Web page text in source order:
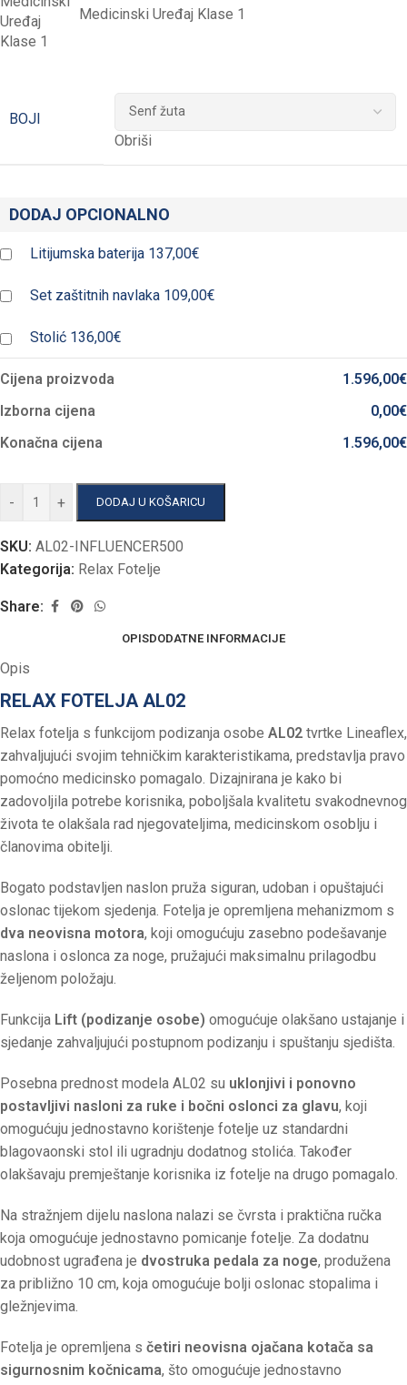
Medicinski Uređaj Klase 1
BOJI
Obriši
DODAJ OPCIONALNO
Litijumska baterija 137,00€
Set zaštitnih navlaka 109,00€
Stolić 136,00€
Cijena proizvoda 1.596,00€
Izborna cijena
0,00€
Konačna cijena
1.596,00€
- + DODAJ U KOŠARICU
SKU: AL02-INFLUENCER500
Kategorija: Relax Fotelje
Share:
OPISDODATNE INFORMACIJE
Opis
RELAX FOTELJA AL02
Relax fotelja s funkcijom podizanja osobe AL02 tvrtke Lineaflex,
zahvaljujući svojim tehničkim karakteristikama, predstavlja pravo
pomoćno medicinsko pomagalo. Dizajnirana je kako bi
zadovoljila potrebe korisnika, poboljšala kvalitetu svakodnevnog
života te olakšala rad njegovateljima, medicinskom osoblju i
članovima obitelji.
Bogato podstavljen naslon pruža siguran, udoban i opuštajući
oslonac tijekom sjedenja. Fotelja je opremljena mehanizmom s
dva neovisna motora, koji omogućuju zasebno podešavanje
naslona i oslonca za noge, pružajući maksimalnu prilagodbu
željenom položaju.
Funkcija Lift (podizanje osobe) omogućuje olakšano ustajanje i
sjedanje zahvaljujući postupnom podizanju i spuštanju sjedišta.
Posebna prednost modela AL02 su uklonjivi i ponovno
postavljivi nasloni za ruke i bočni oslonci za glavu, koji
omogućuju jednostavno korištenje fotelje uz standardni
blagovaonski stol ili ugradnju dodatnog stolića. Također
olakšavaju premještanje korisnika iz fotelje na drugo pomagalo.
Na stražnjem dijelu naslona nalazi se čvrsta i praktična ručka
koja omogućuje jednostavno pomicanje fotelje. Za dodatnu
udobnost ugrađena je dvostruka pedala za noge, produžena
za približno 10 cm, koja omogućuje bolji oslonac stopalima i
gležnjevima.
Fotelja je opremljena s četiri neovisna ojačana kotača sa
sigurnosnim kočnicama, što omogućuje jednostavno